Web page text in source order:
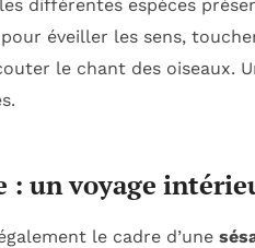
différentes espèces
éveiller les sens,
le chant des oiseaux.
un voyage
le cadre d’une